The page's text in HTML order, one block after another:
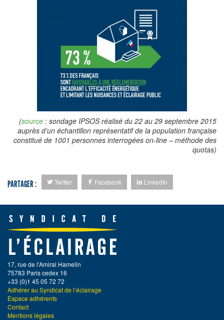
(source : sondage IPSOS réalisé du 22 au 29 septembre 2015
auprès d’un échantillon représentatif de la population française
constitué de 1001 personnes interrogées on-line – méthode des
quotas)
PARTAGER : Twitter Facebook LinkedIn
17, rue de l'Amiral Hamelin
75783 Paris cedex 16
+33 (0)1 45 05 72 72
Adhérer au Syndicat de l’éclairage
Espace adhérents
Contact
Mentions légales